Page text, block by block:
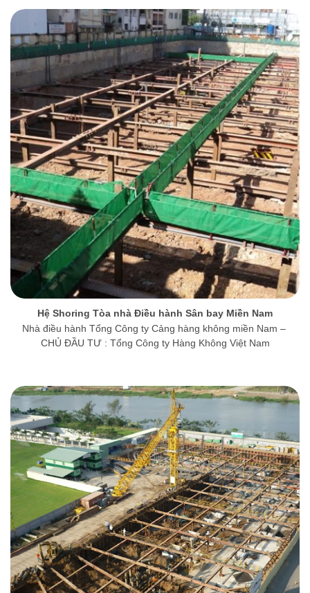
Hệ Shoring Tòa nhà Điều hành Sân bay Miền Nam
Nhà điều hành Tổng Công ty Cảng hàng không miền Nam –
CHỦ ĐẦU TƯ : Tổng Công ty Hàng Không Việt Nam